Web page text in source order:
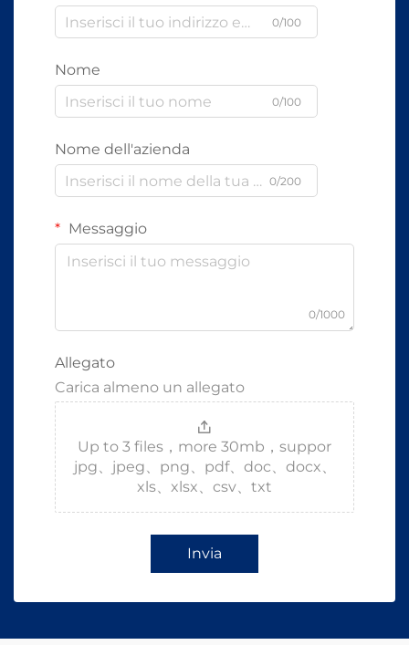
0/100
Nome
0/100
Nome dell'azienda
0/200
Messaggio
0/1000
Allegato
Carica almeno un allegato
Up to 3 files，more 30mb，suppor
jpg、jpeg、png、pdf、doc、docx、
xls、xlsx、csv、txt
Invia